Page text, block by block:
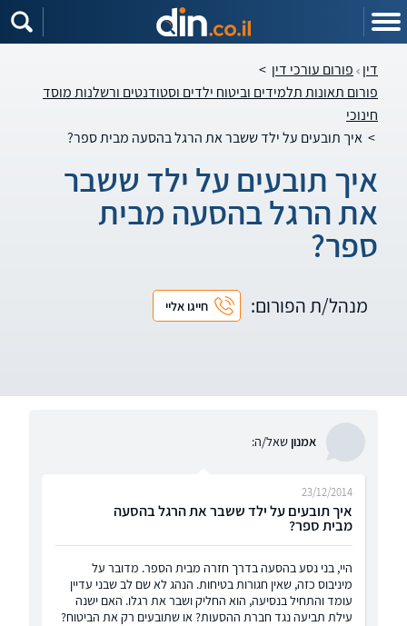
דין פורום עורכי דין >
פורום תאונות תלמידים וביטוח ילדים וסטודנטים ורשלנות מוסד
חינוכי
> איך תובעים על ילד ששבר את הרגל בהסעה מבית ספר?
איך תובעים על ילד ששבר
את הרגל בהסעה מבית
ספר?
מנהל/ת הפורום: חייגו אליי
אמנוןשאל/ה:
איך תובעים על ילד ששבר את הרגל בהסעה
מבית ספר?
23/12/2014
היי, בני נסע בהסעה בדרך חזרה מבית הספר. מדובר על
מיניבוס כזה, שאין חגורות בטיחות. הנהג לא שם לב שבני עדיין
עומד והתחיל בנסיעה, הוא החליק ושבר את רגלו. האם ישנה
עילת תביעה נגד חברת ההסעות? או שתובעים רק את הביטוח?